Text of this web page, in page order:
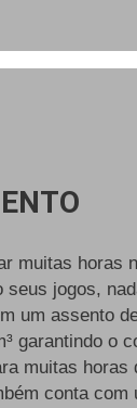
muitas horas
seus jogos,
um assento
garantindo o
muitas horas
conta com